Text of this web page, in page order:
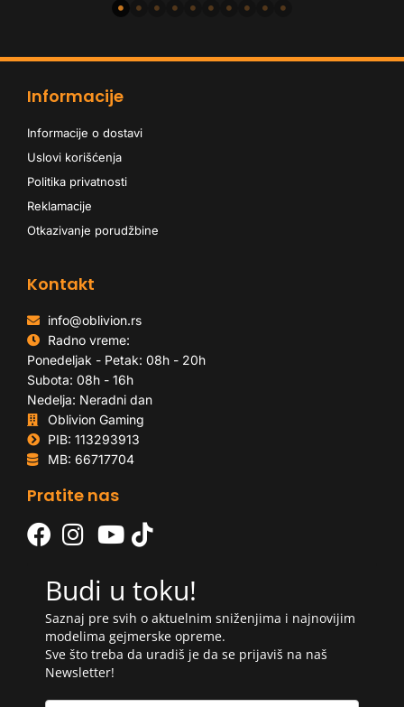
Informacije
Informacije o dostavi
Uslovi korišćenja
Politika privatnosti
Reklamacije
Otkazivanje porudžbine
Kontakt
info@oblivion.rs
Radno vreme:
Ponedeljak - Petak: 08h - 20h
Subota: 08h - 16h
Nedelja: Neradni dan
Oblivion Gaming
PIB: 113293913
MB: 66717704
Pratite nas
Budi u toku!
Saznaj pre svih o aktuelnim sniženjima i najnovijim
modelima gejmerske opreme.
Sve što treba da uradiš je da se prijaviš na naš
Newsletter!